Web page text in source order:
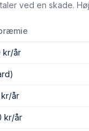
ved en skade.
kr/år
kr/år
kr/år